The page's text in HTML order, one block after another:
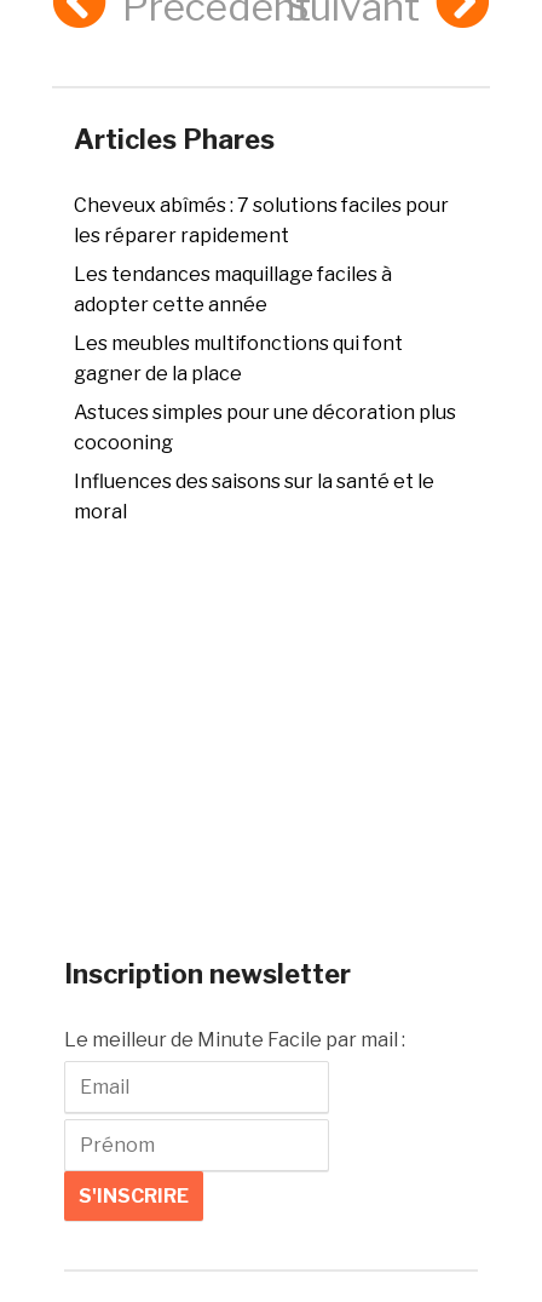
Articles Phares
Cheveux abîmés : 7 solutions faciles pour
les réparer rapidement
Les tendances maquillage faciles à
adopter cette année
Les meubles multifonctions qui font
gagner de la place
Astuces simples pour une décoration plus
cocooning
Influences des saisons sur la santé et le
moral
Inscription newsletter
Le meilleur de Minute Facile par mail :